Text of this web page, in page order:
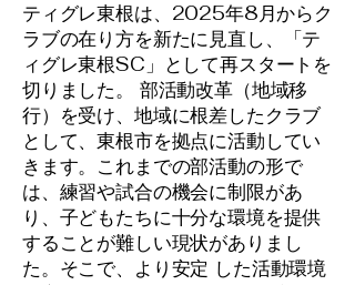
ティグレ東根は、2025年8月からク
ラブの在り方を新たに見直し、「テ
ィグレ東根SC」として再スタートを
切りました。 部活動改革（地域移
行）を受け、地域に根差したクラブ
として、東根市を拠点に活動してい
きます。これまでの部活動の形で
は、練習や試合の機会に制限があ
り、子どもたちに十分な環境を提供
することが難しい現状がありまし
た。そこで、より安定 した活動環境